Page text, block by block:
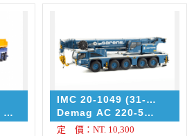
IMC 20-1049 (31-
0196)
Demag AC 220-5
Sarens
定 價：NT. 10,300